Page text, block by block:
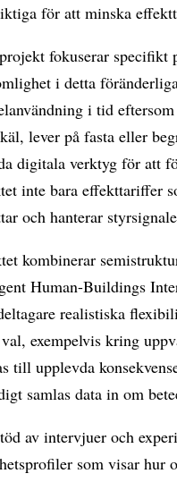
för att minska
fokuserar specifikt
i detta
i tid
lever på fasta eller
digitala verktyg för att
inte bara effekttariffer
och hanterar
kombinerar
Human-Buildings
realistiska
exempelvis kring
till upplevda
samlas data in om
av intervjuer och
som visar hur